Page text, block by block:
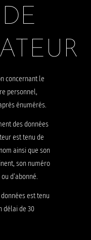
concernant le
personnel,
énumérés.
des données
est tenu de
ainsi que son
son numéro
d’abonné.
est tenu
délai de 30